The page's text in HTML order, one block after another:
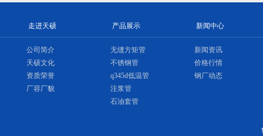
走进天硕
公司简介
天硕文化
资质荣誉
厂容厂貌
产品展示
无缝方矩管
不锈钢管
q345d低温管
注浆管
石油套管
新闻中心
新闻资讯
价格行情
钢厂动态